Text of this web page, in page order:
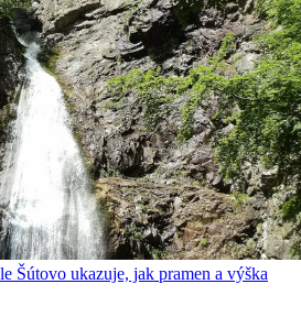
Šútovo ukazuje, jak pramen a výška